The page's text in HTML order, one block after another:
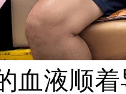
血液顺